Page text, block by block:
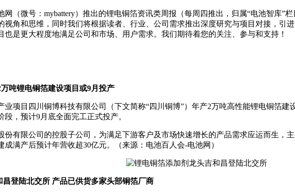
网（微号：mybattery）推出的锂电铜箔资讯类周报（每周四推出，归属“电池智库”
视角和思维，同时我们将根据读者、行业、公司需求推出深度研究与项目对接，引
是更大程度地满足公司和市场、用户需求。我们期待着您的关注、参与和支持！
吨锂电铜箔建设项目或9月投产
业项目四川铜博科技有限公司（下文简称“四川铜博”）年产2万吨高性能锂电铜箔
，预计9月底全面完工正式投产。
份有限公司的控股子公司，为满足下游客户及市场快速增长的产品需求应运而生，
满产后预计年营收超30亿元。（来源：电池百人会-电池网）
昌登陆北交所 产品已供货多家头部铜箔厂商